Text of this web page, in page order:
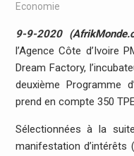
Economie
9-9-2020
l’Agence Côte d’Ivoire
Dream Factory,
deuxième Programme
prend en compte 350
Sélectionnées à la
manifestation d’intérêts